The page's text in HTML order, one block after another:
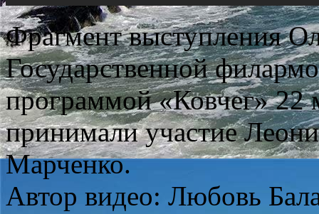
Фрагмент выступления
Государственной
программой «Ковчег» 22
принимали участие
Марченко.
Автор видео: Любовь